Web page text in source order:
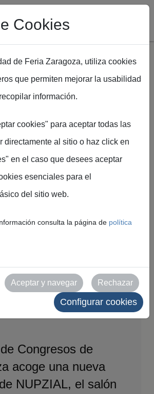
las
Congresos de
acoge una nueva
NUPZIAL, el salón
Cookies
de Feria Zaragoza, utiliza cookies
que permiten mejorar la usabilidad
información.
cookies" para aceptar todas las
directamente al sitio o haz click en
en el caso que desees aceptar
esenciales para el
del sitio web.
consulta la página de política
Aceptar y navegar Rechazar
Configurar cookies